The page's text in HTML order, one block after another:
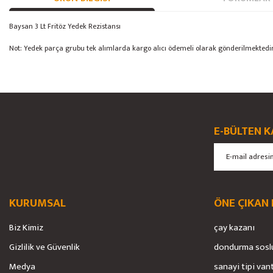
Baysan 3 Lt Fritöz Yedek Rezistansı
Not: Yedek parça grubu tek alımlarda kargo alıcı ödemeli olarak
Görüş ve önerileriniz için teşekkür ederiz.
E-BÜLTEN
KURUMSAL
Biz Kimiz
Gizlilik ve Güvenlik
Medya
ÖNE ÇIKAN
çay kazanı
dondurma
sanayi tipi